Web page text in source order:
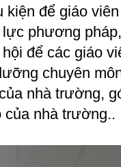
kiện để giáo
phương
để các giáo
chuyên
nhà trường,
của nhà trường..